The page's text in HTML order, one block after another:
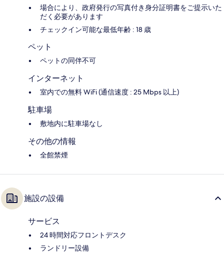
場合により、政府発行の写真付き身分証明書をご提示いた
だく必要があります
チェックイン可能な最低年齢 : 18 歳
ペット
ペットの同伴不可
インターネット
室内での無料 WiFi (通信速度 : 25 Mbps 以上)
駐車場
敷地内に駐車場なし
その他の情報
全館禁煙
施設の設備
サービス
24 時間対応フロントデスク
ランドリー設備